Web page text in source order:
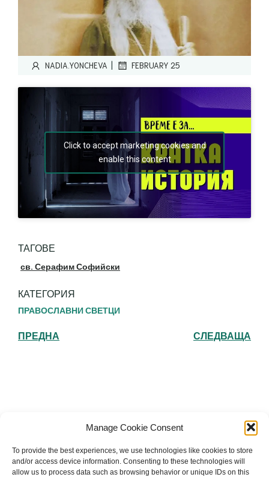
Manage Cookie Consent
To provide the best experiences, we use technologies like cookies to store
and/or access device information. Consenting to these technologies will
allow us to process data such as browsing behavior or unique IDs on this
NADIA.YONCHEVA | FEBRUARY 25
Click to accept marketing cookies and
enable this content
ТАГОВЕ
св. Серафим Софийски
КАТЕГОРИЯ
ПРАВОСЛАВНИ СВЕТЦИ
ПРЕДНА СЛЕДВАЩА
Българска православна църква "Св.